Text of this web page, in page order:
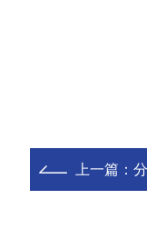
上一篇：